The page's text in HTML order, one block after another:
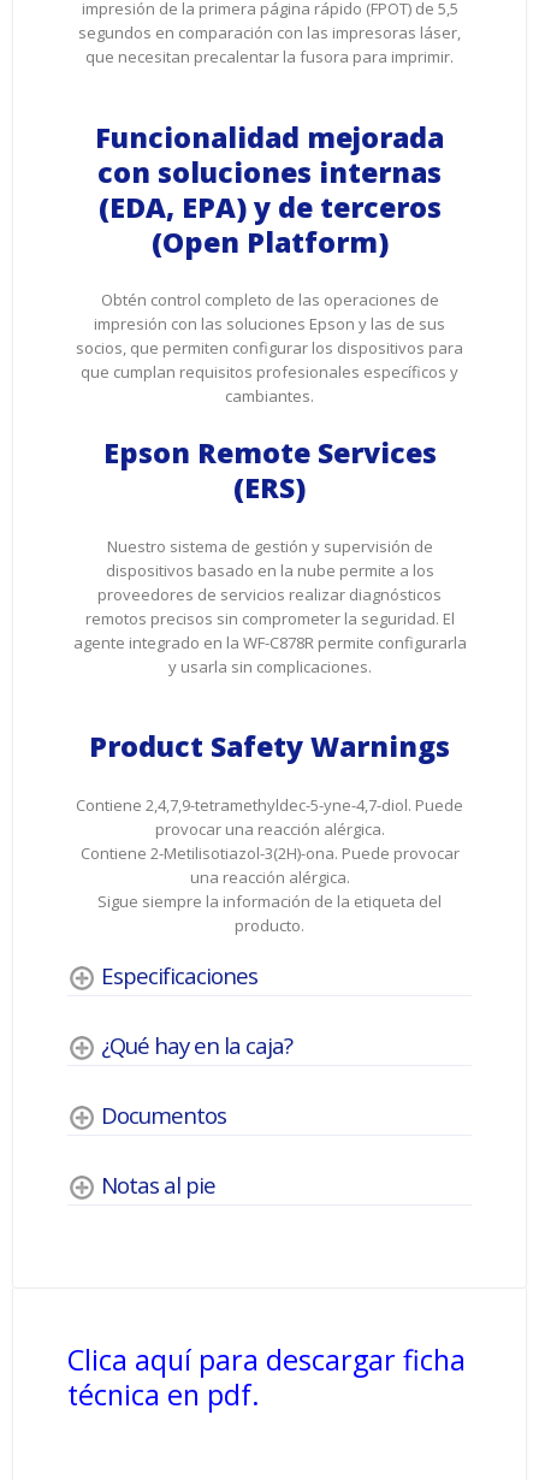
impresión de la primera página rápido (FPOT) de 5,5
segundos en comparación con las impresoras láser,
que necesitan precalentar la fusora para imprimir.
Funcionalidad mejorada
con soluciones internas
(EDA, EPA) y de terceros
(Open Platform)
Obtén control completo de las operaciones de
impresión con las soluciones Epson y las de sus
socios, que permiten configurar los dispositivos para
que cumplan requisitos profesionales específicos y
cambiantes.
Epson Remote Services
(ERS)
Nuestro sistema de gestión y supervisión de
dispositivos basado en la nube permite a los
proveedores de servicios realizar diagnósticos
remotos precisos sin comprometer la seguridad. El
agente integrado en la WF-C878R permite configurarla
y usarla sin complicaciones.
Product Safety Warnings
Contiene 2,4,7,9-tetramethyldec-5-yne-4,7-diol. Puede
provocar una reacción alérgica.
Contiene 2-Metilisotiazol-3(2H)-ona. Puede provocar
una reacción alérgica.
Sigue siempre la información de la etiqueta del
producto.
Especificaciones
¿Qué hay en la caja?
Documentos
Notas al pie
Clica aquí para descargar ficha
técnica en pdf.